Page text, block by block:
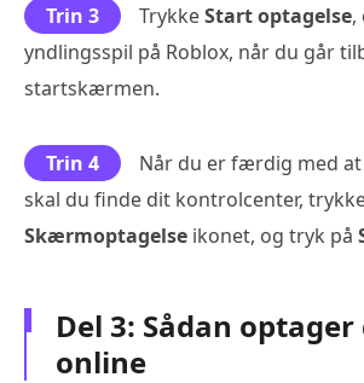
Trin 3 TrykkeStart optagelse,
yndlingsspil på Roblox, når du går
startskærmen.
Trin 4
Når du er færdig med at
skal du finde dit kontrolcenter,
Skærmoptagelse ikonet, og tryk på
Del 3: Sådan
online